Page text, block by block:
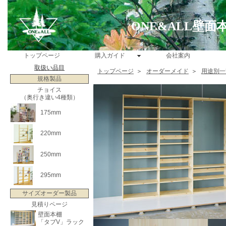
ONE&ALL壁面
トップページ 購入ガイド
会社案内
取扱い品目
規格製品
チョイス
（奥行き違い4種類）
175mm
220mm
250mm
295mm
サイズオーダー製品
見積りページ
壁面本棚
「タブV」ラック
トップページ ＞ オーダーメイド ＞ 用途別